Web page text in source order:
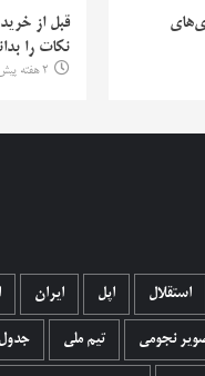
قبل از
نکات را
2 هفته پیش
استقلال اپل ایران
نجومی تیم ملی جدول